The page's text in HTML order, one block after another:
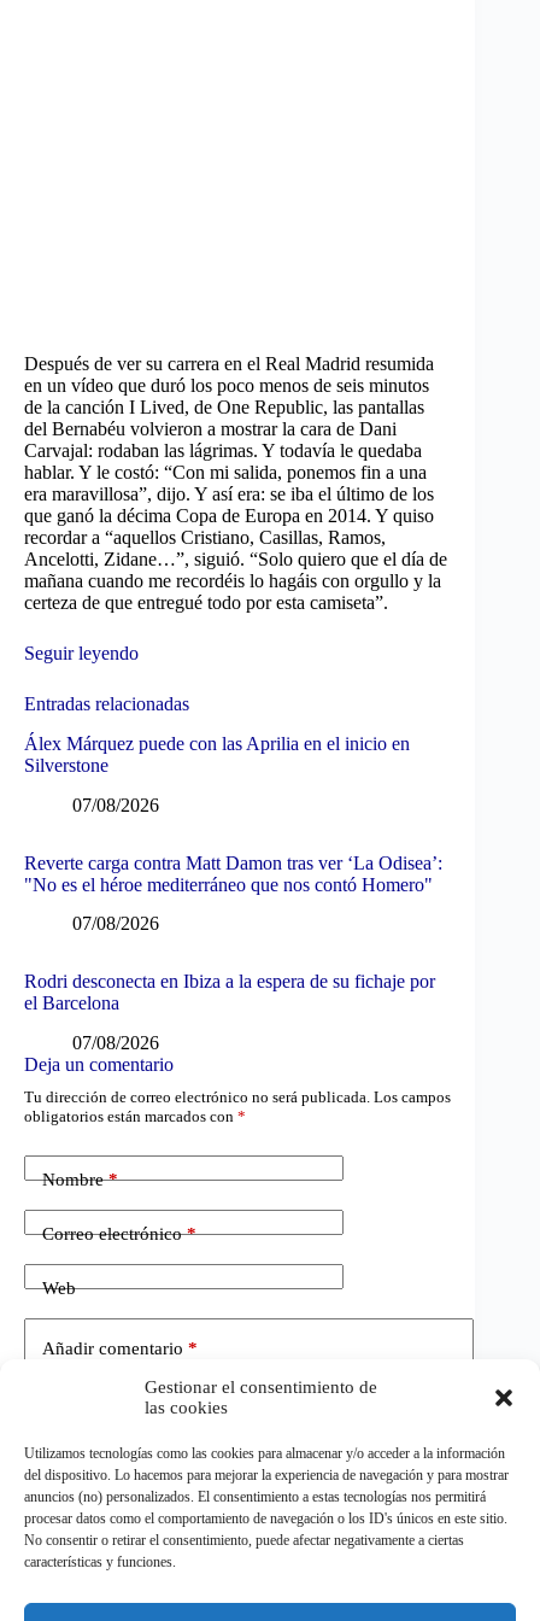
Gestionar el consentimiento de
las cookies
Utilizamos tecnologías como las cookies para almacenar y/o acceder a la información
del dispositivo. Lo hacemos para mejorar la experiencia de navegación y para mostrar
anuncios (no) personalizados. El consentimiento a estas tecnologías nos permitirá
procesar datos como el comportamiento de navegación o los ID's únicos en este sitio.
No consentir o retirar el consentimiento, puede afectar negativamente a ciertas
características y funciones.
Después de ver su carrera en el Real Madrid resumida
en un vídeo que duró los poco menos de seis minutos
de la canción I Lived, de One Republic, las pantallas
del Bernabéu volvieron a mostrar la cara de Dani
Carvajal: rodaban las lágrimas. Y todavía le quedaba
hablar. Y le costó: “Con mi salida, ponemos fin a una
era maravillosa”, dijo. Y así era: se iba el último de los
que ganó la décima Copa de Europa en 2014. Y quiso
recordar a “aquellos Cristiano, Casillas, Ramos,
Ancelotti, Zidane…”, siguió. “Solo quiero que el día de
mañana cuando me recordéis lo hagáis con orgullo y la
certeza de que entregué todo por esta camiseta”.
Seguir leyendo
Entradas relacionadas
Álex Márquez puede con las Aprilia en el inicio en
Silverstone
07/08/2026
Reverte carga contra Matt Damon tras ver ‘La Odisea’:
"No es el héroe mediterráneo que nos contó Homero"
07/08/2026
Rodri desconecta en Ibiza a la espera de su fichaje por
el Barcelona
07/08/2026
Deja un comentario
Tu dirección de correo electrónico no será publicada. Los campos
obligatorios están marcados con *
Nombre*
Correo electrónico*
Web
Añadir comentario *
Publicar el comentario